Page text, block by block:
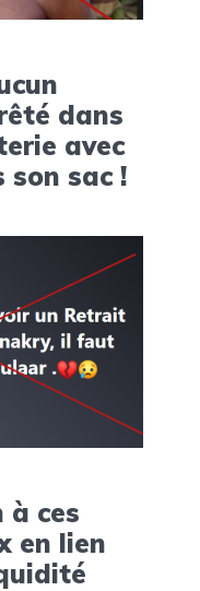
dans
avec
son sac !
à ces
en lien